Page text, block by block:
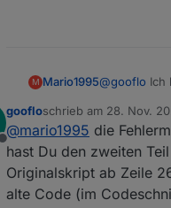
if
} else if
//
cutoff
Setpower
} else {
cutoff
M Mario1995@gooflo Ich
Bei mir
Kannst du
Offline
goofloschrieb am 28. Nov.
zuletzt editiert von
@mario1995 die
hast Du den zweiten
Originalskript ab Zeile
alte Code (im